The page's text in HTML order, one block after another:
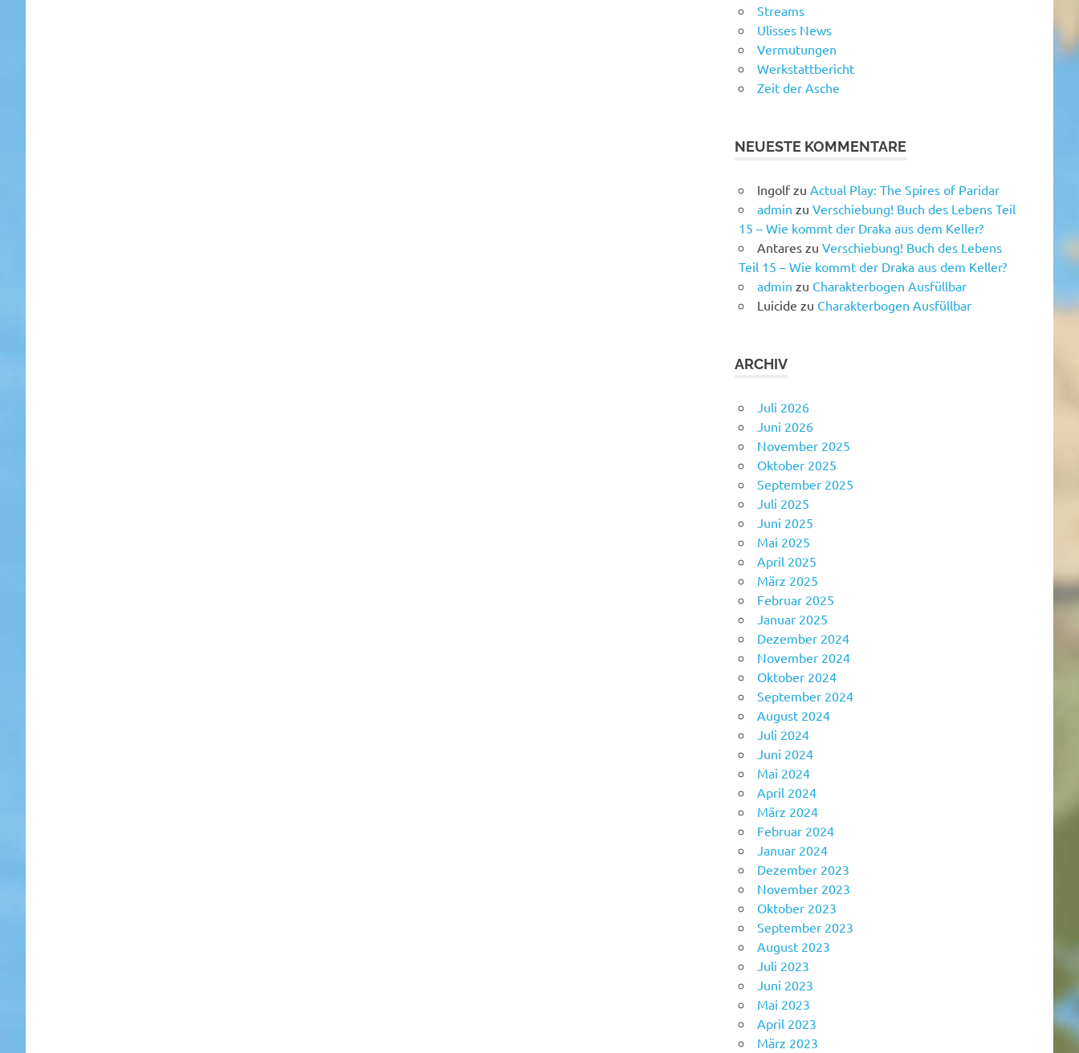
Streams
Ulisses News
Vermutungen
Werkstattbericht
Zeit der Asche
NEUESTE KOMMENTARE
Ingolfzu Actual Play: The Spires of Paridar
admin zu Verschiebung! Buch des Lebens Teil
15 – Wie kommt der Draka aus dem Keller?
Antares zu Verschiebung! Buch des Lebens
Teil 15 – Wie kommt der Draka aus dem Keller?
admin zu Charakterbogen Ausfüllbar
Luicide zu Charakterbogen Ausfüllbar
ARCHIV
Juli 2026
Juni 2026
November 2025
Oktober 2025
September 2025
Juli 2025
Juni 2025
Mai 2025
April 2025
März 2025
Februar 2025
Januar 2025
Dezember 2024
November 2024
Oktober 2024
September 2024
August 2024
Juli 2024
Juni 2024
Mai 2024
April 2024
März 2024
Februar 2024
Januar 2024
Dezember 2023
November 2023
Oktober 2023
September 2023
August 2023
Juli 2023
Juni 2023
Mai 2023
April 2023
März 2023